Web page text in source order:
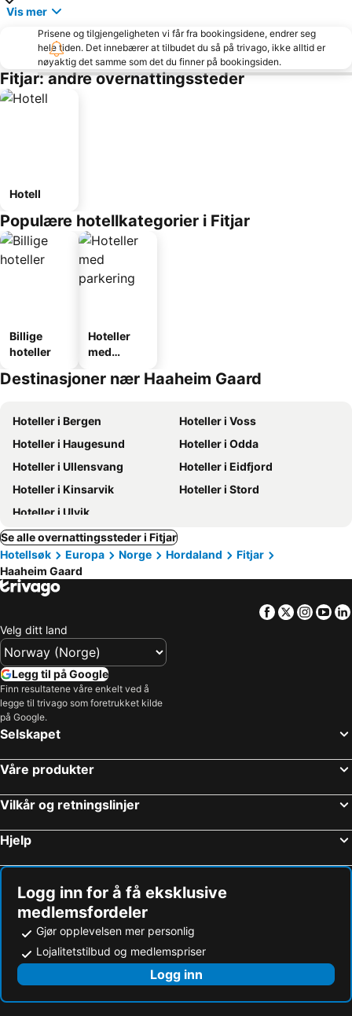
Old Bergen
2nd Euroson School in (CEUS) and (EUS)
Whiskey Meet 2013
Nordic Media Festival
Nordic Congress of Radiology and Radiography 2013
International Police Association Meeting
Domkirken
Mariakirken
Vis mer
Prisene og tilgjengeligheten vi får fra bookingsidene, endrer seg
hele tiden. Det innebærer at tilbudet du så på trivago, ikke alltid er
nøyaktig det samme som det du finner på bookingsiden.
Fitjar: andre overnattingssteder
Hotell
Populære hotellkategorier i Fitjar
Billige
hoteller
Hoteller
med
Destinasjoner nær Haaheim Gaard
Hoteller i Bergen
Hoteller i Voss
Hoteller i Haugesund
Hoteller i Odda
Hoteller i Ullensvang
Hoteller i Eidfjord
Hoteller i Kinsarvik
Hoteller i Stord
Hoteller i Ulvik
Se alle overnattingssteder i Fitjar
Hotellsøk
Europa Norge Hordaland
Fitjar
Haaheim Gaard
Facebook
Twitter
Velg ditt land
Legg til på Google
Finn resultatene våre enkelt ved å
legge til trivago som foretrukket kilde
på Google.
Selskapet
Våre produkter
Vilkår og retningslinjer
Hjelp
Logg inn for å få eksklusive
medlemsfordeler
Gjør opplevelsen mer personlig
Lojalitetstilbud og medlemspriser
Logg inn